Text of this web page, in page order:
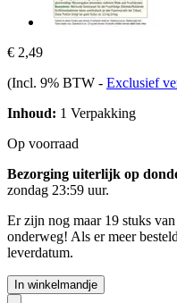
€ 2,49
(Incl. 9% BTW - Exclusief
Inhoud: 1 Verpakking
Op voorraad
Bezorging uiterlijk op
zondag 23:59 uur.
Er zijn nog maar 19 stuks
onderweg! Als er meer
leverdatum.
In winkelmandje